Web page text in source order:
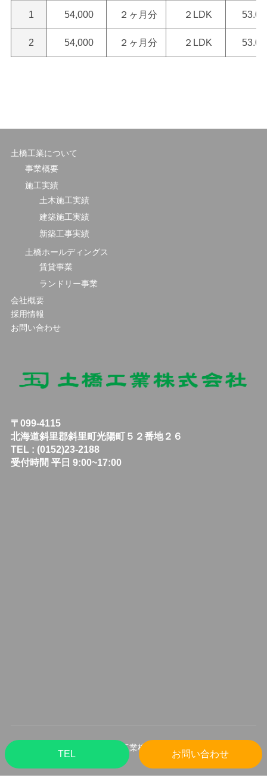
1 54,000 ２ヶ月分 ２LDK
2 54,000 ２ヶ月分 ２LDK
土橋工業について
事業概要
施工実績
土木施工実績
建築施工実績
新築工事実績
土橋ホールディングス
賃貸事業
ランドリー事業
会社概要
採用情報
お問い合わせ
〒099-4115
北海道斜里郡斜里町光陽町５２番地２６
TEL : (0152)23-2188
受付時間 平日 9:00~17:00
土橋工業株式会社
TEL お問い合わせ